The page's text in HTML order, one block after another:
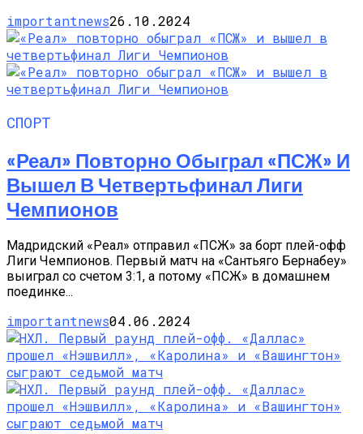
importantnews26.10.2024
СПОРТ
«Реал» Повторно Обыграл «ПСЖ» И
Вышел В Четвертьфинал Лиги
Чемпионов
Мадридский «Реал» отправил «ПСЖ» за борт плей-офф
Лиги Чемпионов. Первый матч на «Сантьяго Бернабеу»
выиграл со счетом 3:1, а потому «ПСЖ» в домашнем
поединке...
importantnews04.06.2024